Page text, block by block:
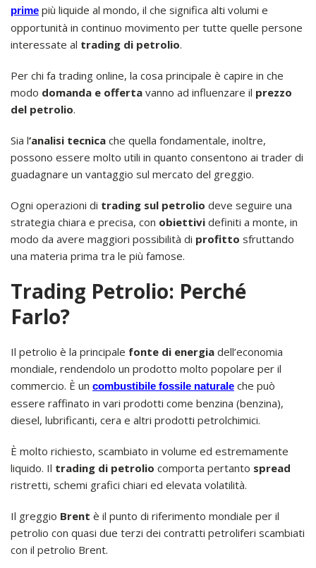
prime più liquide al mondo, il che significa alti volumi e
opportunità in continuo movimento per tutte quelle persone
interessate al trading di petrolio.
Per chi fa trading online, la cosa principale è capire in che
modo domanda e offerta vanno ad influenzare il prezzo
del petrolio.
Sia l’analisi tecnica che quella fondamentale, inoltre,
possono essere molto utili in quanto consentono ai trader di
guadagnare un vantaggio sul mercato del greggio.
Ogni operazioni di trading sul petrolio deve seguire una
strategia chiara e precisa, con obiettivi definiti a monte, in
modo da avere maggiori possibilità di profitto sfruttando
una materia prima tra le più famose.
Trading Petrolio: Perché
Farlo?
Il petrolio è la principale fonte di energia dell’economia
mondiale, rendendolo un prodotto molto popolare per il
commercio. È un combustibile fossile naturale che può
essere raffinato in vari prodotti come benzina (benzina),
diesel, lubrificanti, cera e altri prodotti petrolchimici.
È molto richiesto, scambiato in volume ed estremamente
liquido. Il trading di petrolio comporta pertanto spread
ristretti, schemi grafici chiari ed elevata volatilità.
Il greggio Brent è il punto di riferimento mondiale per il
petrolio con quasi due terzi dei contratti petroliferi scambiati
con il petrolio Brent.